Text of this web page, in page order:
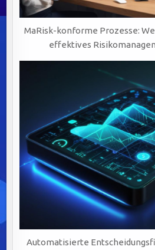
MaRisk-konforme Prozesse:
effektives
Automatisierte